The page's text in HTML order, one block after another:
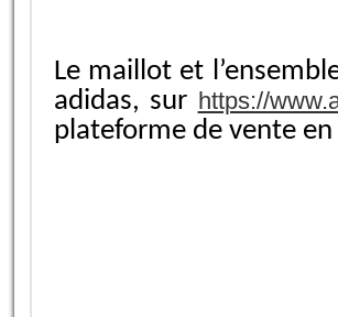
Le maillot et
adidas, sur https://
plateforme de vente en